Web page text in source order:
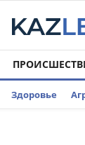
Здоровье